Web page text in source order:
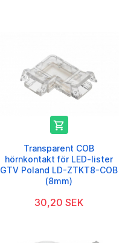

Transparent COB
hörnkontakt för LED-lister
GTV Poland LD-ZTKT8-COB
(8mm)
30,20 SEK